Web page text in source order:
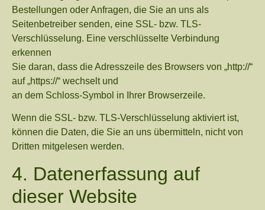
Bestellungen oder Anfragen, die Sie an uns als
Seitenbetreiber senden, eine SSL- bzw. TLS-
Verschlüsselung. Eine verschlüsselte Verbindung
erkennen
Sie daran, dass die Adresszeile des Browsers von „http://“
auf „https://“ wechselt und
an dem Schloss-Symbol in Ihrer Browserzeile.
Wenn die SSL- bzw. TLS-Verschlüsselung aktiviert ist,
können die Daten, die Sie an uns übermitteln, nicht von
Dritten mitgelesen werden.
4. Datenerfassung auf
dieser Website